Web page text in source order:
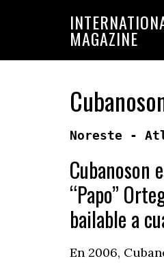
MAGAZINE
Noreste -
Cubanoson
“Papo”
bailable a
En 2006,